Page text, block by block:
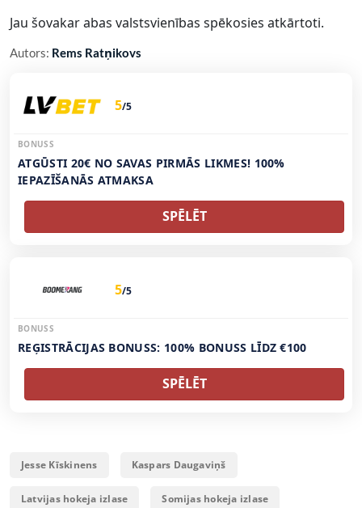
Jau šovakar abas valstsvienības spēkosies atkārtoti.
Autors: Rems Ratņikovs
5/5
BONUSS
ATGŪSTI 20€ NO SAVAS PIRMĀS LIKMES! 100%
IEPAZĪŠANĀS ATMAKSA
SPĒLĒT
5/5
BONUSS
REĢISTRĀCIJAS BONUSS: 100% BONUSS LĪDZ €100
SPĒLĒT
Jesse Kīskinens Kaspars Daugaviņš
Latvijas hokeja izlase Somijas hokeja izlase